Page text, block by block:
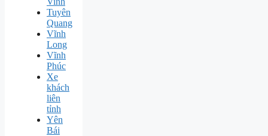
Tuyên
Quang
Vĩnh
Long
Vĩnh
Phúc
Xe
khách
liên
tỉnh
Yên
Bái